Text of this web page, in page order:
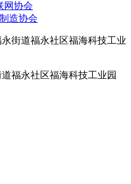
网协会
造协会
街道福永社区福海科技工业
福永社区福海科技工业园